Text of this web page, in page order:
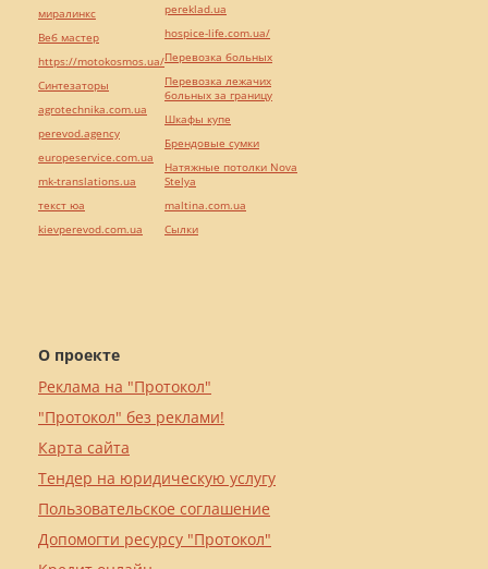
О проекте
Реклама на "Протокол"
"Протокол" без реклами!
Карта сайта
Тендер на юридическую услугу
Пользовательское соглашение
Допомогти ресурсу "Протокол"
миралинкс
Веб мастер
https://motokosmos.ua/
Синтезаторы
agrotechnika.com.ua
perevod.agency
europeservice.com.ua
mk-translations.ua
текст юа
kievperevod.com.ua
pereklad.ua
hospice-life.com.ua/
Перевозка больных
Перевозка лежачих
больных за границу
Шкафы купе
Брендовые сумки
Натяжные потолки Nova
Stelya
maltina.com.ua
Cылки